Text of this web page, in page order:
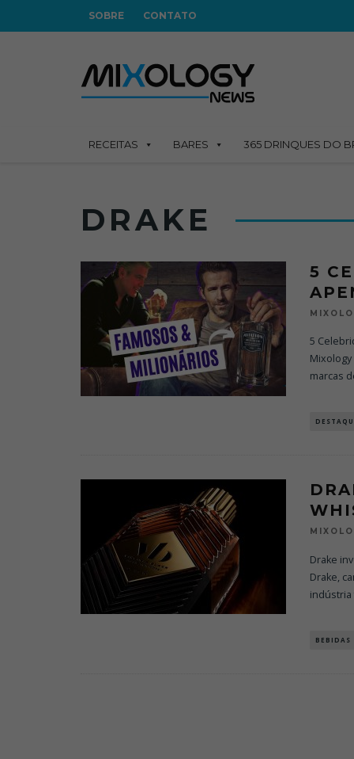
SOBRE CONTATO
RECEITAS BARES 365 DRINQUES DO
DRAKE
5
5
marcas
Drake
Drake,
indústria
BEBIDAS